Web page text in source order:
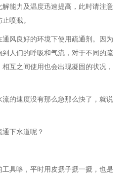
能力及温度迅速提高，此时请注意
喷溅。
风良好的环境下使用疏通剂。因为
人们的呼吸和气流，对于不同的疏
互之间使用也会出现凝固的状况，
流的速度没有那么急那么快了，就说
下水道呢？
具咯，平时用皮搋子搋一搋，也是